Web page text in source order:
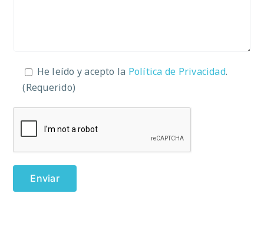
He leído y acepto la Política de Privacidad.
(Requerido)